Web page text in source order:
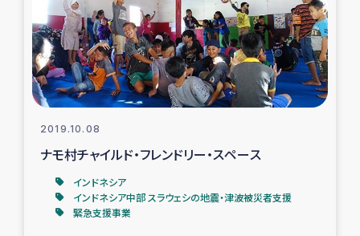
漁民によるマングローブ植林活動
レバノンでのシリア難民への食糧・越冬支援
レバノンでのシリア難民への教育支援事業
レバノンでのシリア難民・レバノン人への農業支援
2019.10.08
ナモ村チャイルド・フレンドリー・スペース
インドネシア
インドネシア中部 スラウェシの地震・津波被災者支援
緊急支援事業